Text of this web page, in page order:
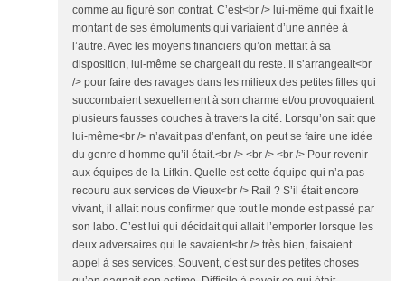
comme au figuré son contrat. C’est<br /> lui-même qui fixait le
montant de ses émoluments qui variaient d’une année à
l’autre. Avec les moyens financiers qu’on mettait à sa
disposition, lui-même se chargeait du reste. Il s’arrangeait<br
/> pour faire des ravages dans les milieux des petites filles qui
succombaient sexuellement à son charme et/ou provoquaient
plusieurs fausses couches à travers la cité. Lorsqu’on sait que
lui-même<br /> n’avait pas d’enfant, on peut se faire une idée
du genre d’homme qu’il était.<br /> <br /> <br /> Pour revenir
aux équipes de la Lifkin. Quelle est cette équipe qui n’a pas
recouru aux services de Vieux<br /> Rail ? S’il était encore
vivant, il allait nous confirmer que tout le monde est passé par
son labo. C’est lui qui décidait qui allait l’emporter lorsque les
deux adversaires qui le savaient<br /> très bien, faisaient
appel à ses services. Souvent, c’est sur des petites choses